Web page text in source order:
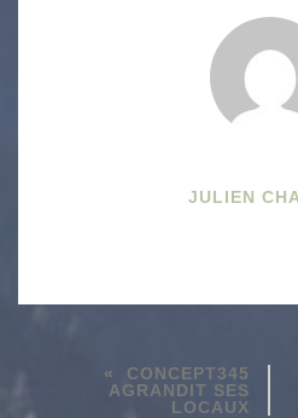
JULIEN
CONCEPT345
AGRANDIT SES
LOCAUX